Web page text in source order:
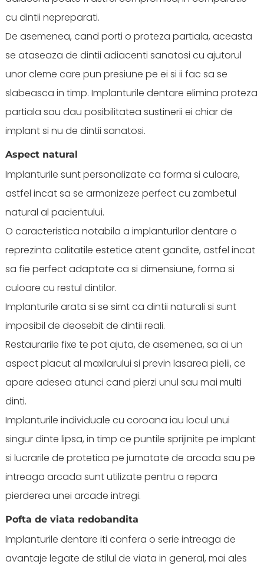
cu dintii nepreparati.
De asemenea, cand porti o proteza partiala, aceasta
se ataseaza de dintii adiacenti sanatosi cu ajutorul
unor cleme care pun presiune pe ei si ii fac sa se
slabeasca in timp. Implanturile dentare elimina proteza
partiala sau dau posibilitatea sustinerii ei chiar de
implant si nu de dintii sanatosi.
Aspect natural
Implanturile sunt personalizate ca forma si culoare,
astfel incat sa se armonizeze perfect cu zambetul
natural al pacientului.
O caracteristica notabila a implanturilor dentare o
reprezinta calitatile estetice atent gandite, astfel incat
sa fie perfect adaptate ca si dimensiune, forma si
culoare cu restul dintilor.
Implanturile arata si se simt ca dintii naturali si sunt
imposibil de deosebit de dintii reali.
Restaurarile fixe te pot ajuta, de asemenea, sa ai un
aspect placut al maxilarului si previn lasarea pielii, ce
apare adesea atunci cand pierzi unul sau mai multi
dinti.
Implanturile individuale cu coroana iau locul unui
singur dinte lipsa, in timp ce puntile sprijinite pe implant
si lucrarile de protetica pe jumatate de arcada sau pe
intreaga arcada sunt utilizate pentru a repara
pierderea unei arcade intregi.
Pofta de viata redobandita
Implanturile dentare iti confera o serie intreaga de
avantaje legate de stilul de viata in general, mai ales